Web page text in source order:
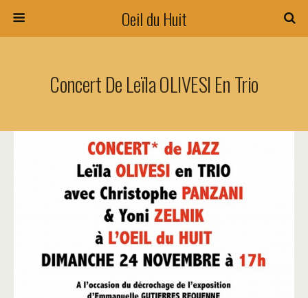
Oeil du Huit
Concert De Leïla OLIVESI En Trio